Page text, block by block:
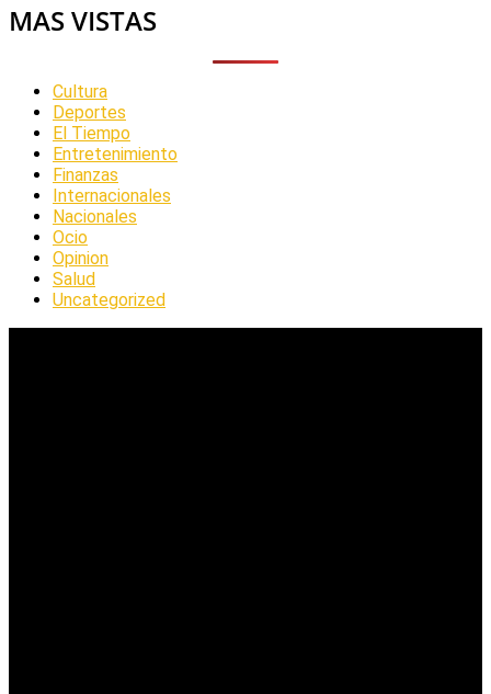
MAS VISTAS
Cultura
Deportes
El Tiempo
Entretenimiento
Finanzas
Internacionales
Nacionales
Ocio
Opinion
Salud
Uncategorized